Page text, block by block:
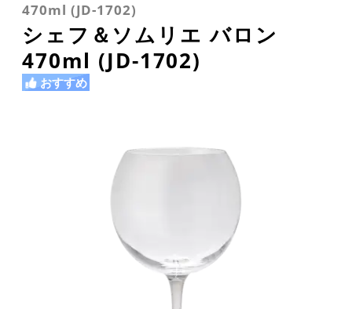
470ml (JD-1702)
シェフ＆ソムリエ バロン
470ml (JD-1702)
おすすめ